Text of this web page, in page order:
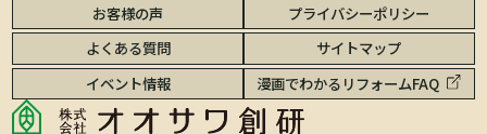
お客様の声
よくある質問
イベント情報
プライバシーポリシー
サイトマップ
漫画でわかるリフォームFAQ